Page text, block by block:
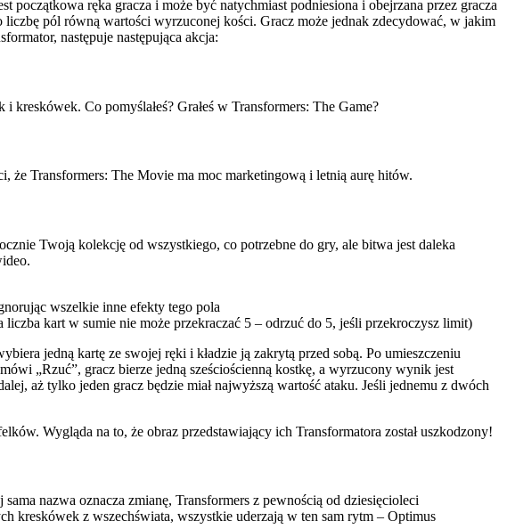
ręka gracza i może być natychmiast podniesiona i obejrzana przez gracza
liczbę pól równą wartości wyrzuconej kości. Gracz może jednak zdecydować, w jakim
następuje następująca akcja:
Co pomyślałeś? Grałeś w Transformers: The Game?
że Transformers: The Movie ma moc marketingową i letnią aurę hitów.
Twoją kolekcję od wszystkiego, co potrzebne do gry, ale bitwa jest daleka
wszelkie inne efekty tego pola
kart w sumie nie może przekraczać 5 – odrzuć do 5, jeśli przekroczysz limit)
jedną kartę ze swojej ręki i kładzie ją zakrytą przed sobą. Po umieszczeniu
„Rzuć”, gracz bierze jedną sześciościenną kostkę, a wyrzucony wynik jest
aż tylko jeden gracz będzie miał najwyższą wartość ataku. Jeśli jednemu z dwóch
Wygląda na to, że obraz przedstawiający ich Transformatora został uszkodzony!
nazwa oznacza zmianę, Transformers z pewnością od dziesięcioleci
kreskówek z wszechświata, wszystkie uderzają w ten sam rytm – Optimus